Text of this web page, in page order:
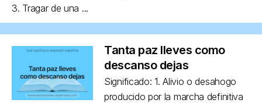
3. Tragar de una ...
Tanta paz lleves como
descanso dejas
Significado: 1. Alivio o desahogo
producido por la marcha definitiva